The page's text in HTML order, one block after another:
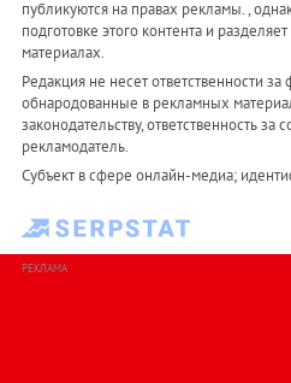
публикуются на правах рекламы. ,
подготовке этого контента и
материалах.
Редакция не несет ответственности
обнародованные в рекламных
законодательству, ответственность
рекламодатель.
Субъект в сфере онлайн-медиа;
РЕКЛАМА